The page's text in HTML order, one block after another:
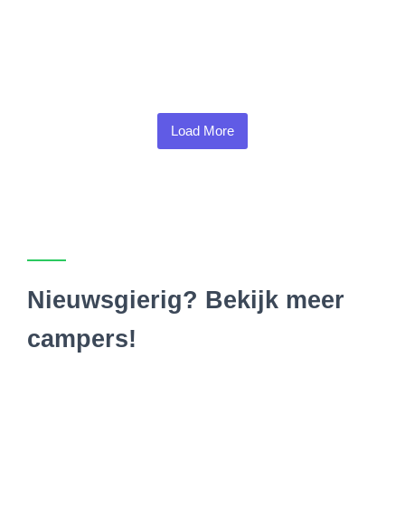
Load More
Nieuwsgierig? Bekijk meer
campers!